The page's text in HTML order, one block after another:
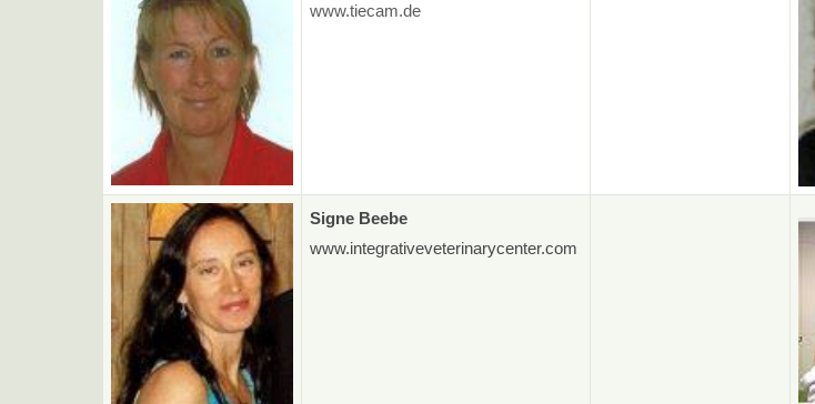
www.tiecam.de
Signe Beebe
www.integrativeveterinarycenter.com